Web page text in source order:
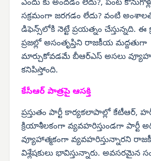
ఎందు కు అందడం లేదు?, పంట
సక్రమంగా జరగడం లేదు? వంటి
డిఫెన్స్‌లోకి నెట్టే ప్రయత్నం చేస్తున్నది. ఈ
ప్రజల్లో అసంతృప్తిని రాజకీయ మద్దతుగా
మార్చుకోవడమే బీఆర్‌ఎస్ అసలు
కనిపిస్తోంది.
కేసీఆర్ పాత్రపై ఆసక్తి
ప్రస్తుతం పార్టీ కార్యకలాపాల్లో కేటీఆర్,
క్రియాశీలకంగా వ్యవహరిస్తుండగా పార్టీ
వ్యూహాత్మకంగా వ్యవహరిస్తున్నారని
విశ్లేషకులు భావిస్తున్నారు. అవసరమైన